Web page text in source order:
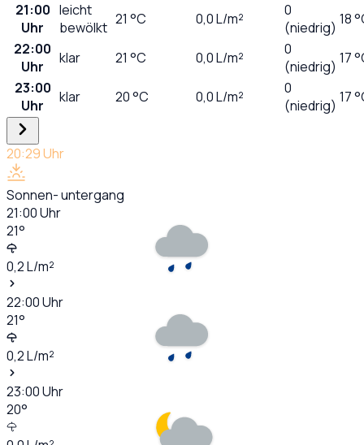
21:00
Uhr
leicht
bewölkt 21 °C 0,0L/m²
0
(niedrig) 18
22:00
Uhr
klar 21 °C 0,0L/m²
0
(niedrig) 17
23:00
Uhr
klar 20°C 0,0L/m²
0
(niedrig) 17
20:29Uhr
Sonnen- untergang
21:00Uhr
21°
0,2L/m²
22:00Uhr
21°
0,2L/m²
23:00Uhr
20°